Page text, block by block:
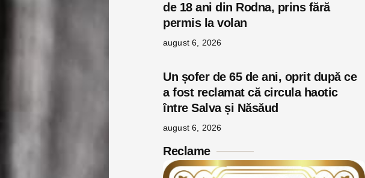
de 18 ani din Rodna, prins fără
permis la volan
august 6, 2026
Un șofer de 65 de ani, oprit după ce
a fost reclamat că circula haotic
între Salva și Năsăud
august 6, 2026
Reclame